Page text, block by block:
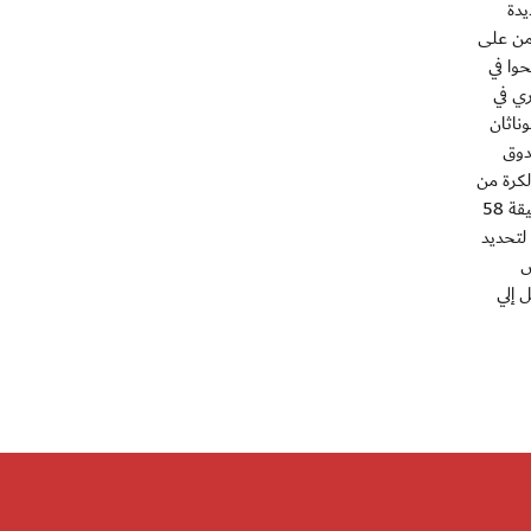
تسديدة
إسقاط الكرة من على
في
في
بها الحارس جوناثان
من تسديدة في الدقيقة 53 بعد أن تلقي الكرة من
جونايا تاناكا. وأعطي الهدف حافز للفريق الياباني لكي يمسك بزمام الأمور بعد البداية الجيدة لمونتيري، ولكن التقدم لم يستمر كثيرا ففي الدقيقة 58
الجزاء لتحديد
إلي